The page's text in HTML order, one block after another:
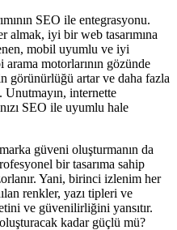
SEO ile entegrasyonu.
almak, iyi bir web tasarımına
mobil uyumlu ve iyi
motorlarının gözünde
görünürlüğü artar ve daha fazla
Unutmayın, internette
SEO ile uyumlu hale
güveni oluşturmanın da
bir tasarıma sahip
Yani, birinci izlenim her
renkler, yazı tipleri ve
ve güvenilirliğini yansıtır.
kadar güçlü mü?